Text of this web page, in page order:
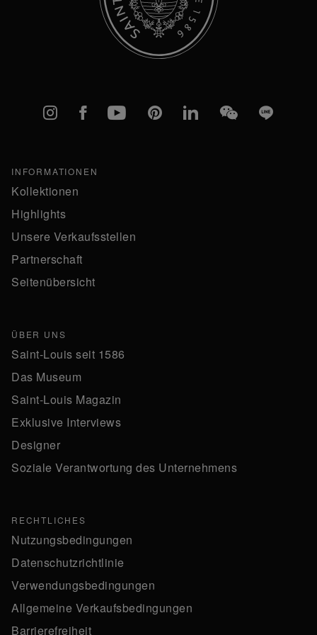
Instagram
FacebookYouTubePinterestlinkedInWeChatLine
INFORMATIONEN
Kollektionen
Highlights
Unsere Verkaufsstellen
Partnerschaft
Seitenübersicht
ÜBER UNS
Saint-Louis seit 1586
Das Museum
Saint-Louis Magazin
Exklusive Interviews
Designer
Soziale Verantwortung des Unternehmens
RECHTLICHES
Nutzungsbedingungen
Datenschutzrichtlinie
Verwendungsbedingungen
Allgemeine Verkaufsbedingungen
Barrierefreiheit